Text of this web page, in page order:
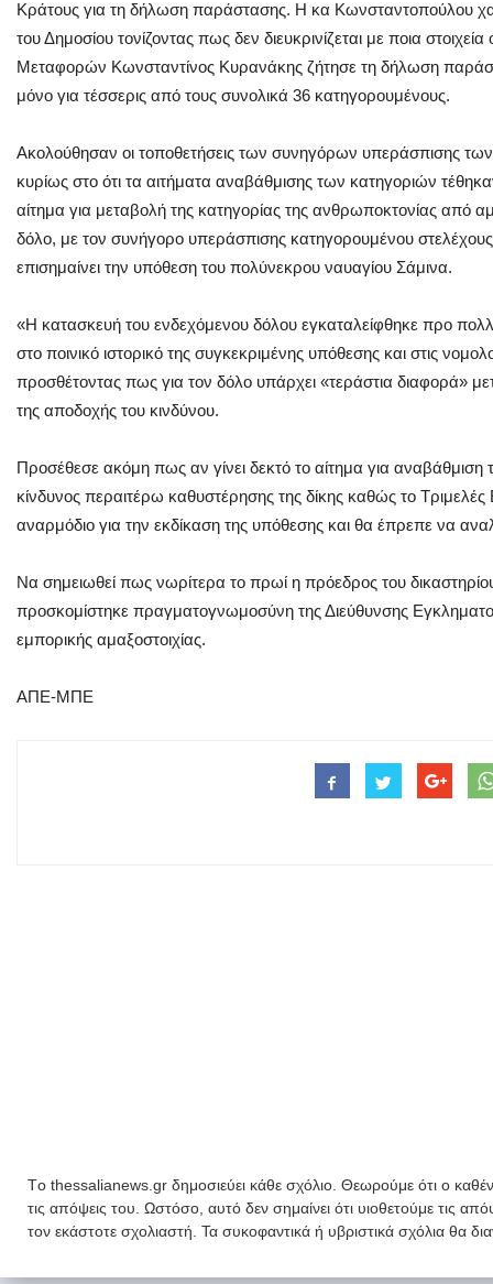
Κράτους για τη δήλωση παράστασης. Η κα Κωνσταντοπούλου
του Δημοσίου τονίζοντας πως δεν διευκρινίζεται με ποια
Μεταφορών Κωνσταντίνος Κυρανάκης ζήτησε τη δήλωση
μόνο για τέσσερις από τους συνολικά 36 κατηγορουμένους.
Ακολούθησαν οι τοποθετήσεις των συνηγόρων υπεράσπισης
κυρίως στο ότι τα αιτήματα αναβάθμισης των κατηγοριών
αίτημα για μεταβολή της κατηγορίας της ανθρωποκτονίας από
δόλο, με τον συνήγορο υπεράσπισης κατηγορουμένου
επισημαίνει την υπόθεση του πολύνεκρου ναυαγίου Σάμινα.
«Η κατασκευή του ενδεχόμενου δόλου εγκαταλείφθηκε προ
στο ποινικό ιστορικό της συγκεκριμένης υπόθεσης και στις
προσθέτοντας πως για τον δόλο υπάρχει «τεράστια διαφορά»
της αποδοχής του κινδύνου.
Προσέθεσε ακόμη πως αν γίνει δεκτό το αίτημα για αναβάθμιση
κίνδυνος περαιτέρω καθυστέρησης της δίκης καθώς το
αναρμόδιο για την εκδίκαση της υπόθεσης και θα έπρεπε να
Να σημειωθεί πως νωρίτερα το πρωί η πρόεδρος του
προσκομίστηκε πραγματογνωμοσύνη της Διεύθυνσης
εμπορικής αμαξοστοιχίας.
ΑΠΕ-ΜΠΕ
Tο thessalianews.gr δημοσιεύει κάθε σχόλιο. Θεωρούμε ότι ο
τις απόψεις του. Ωστόσο, αυτό δεν σημαίνει ότι υιοθετούμε τις
τον εκάστοτε σχολιαστή. Τα συκοφαντικά ή υβριστικά σχόλια θα